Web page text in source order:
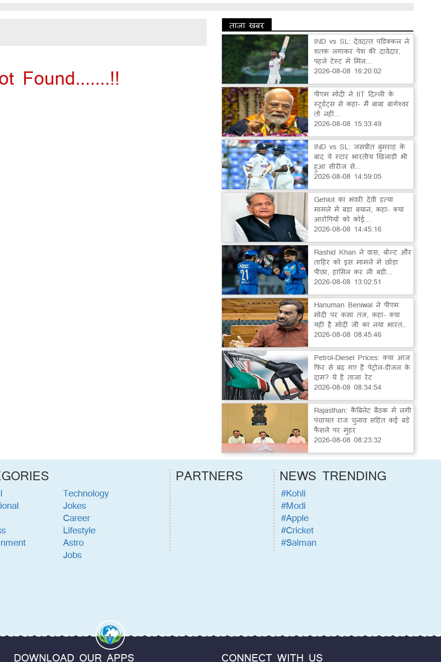
Found.......!!
ताज़ा खबर
IND vs SL: देवदत्त पडिक्कल ने
शतक लगाकर पेश की दावेदार,
पहले टेस्ट में मिल...
2026-08-08 16:20:02
पीएम मोदी ने IIT दिल्ली के
स्टूडेंट्स से कहा- मैं बाबा बागेश्वर
तो नहीं...
2026-08-08 15:33:49
IND vs SL: जसप्रीत बुमराह के
बाद ये स्टार भारतीय खिलाड़ी भी
हुआ सीरीज से...
2026-08-08 14:59:05
Gehlot का भंवरी देवी हत्या
मामले में बड़ा बयान, कहा- क्या
आरोपियों को कोई...
2026-08-08 14:45:16
Rashid Khan ने वास, बोल्ट और
ताहिर को इस मामले में छोड़ा
पीछा, हासिल कर ली बड़ी...
2026-08-08 13:02:51
Hanuman Beniwal ने पीएम
मोदी पर कसा तंज, कहा- क्या
यही है मोदी जी का नया भारत…
2026-08-08 08:45:46
Petrol-Diesel Prices: क्या आज
फिर से बढ़ गए हैं पेट्रोल-डीजल के
दाम? ये है ताजा रेट
2026-08-08 08:34:54
Rajasthan: कैबिनेट बैठक में लगी
पंचायत राज चुनाव सहित कई बड़े
फैसले पर मुहर
2026-08-08 08:23:32
Technology
Jokes
Career
Lifestyle
Astro
Jobs
PARTNERS NEWS TRENDING
#Kohli
#Modi
#Apple
#Cricket
#Salman
DOWNLOAD OUR APPS CONNECT WITH US